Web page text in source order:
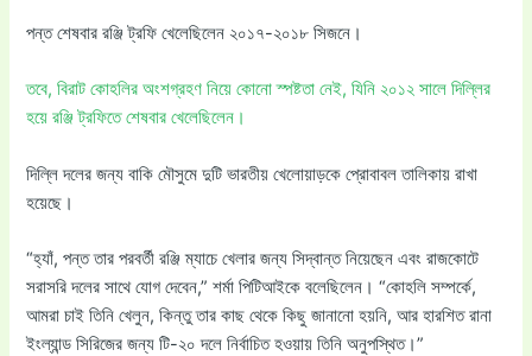
পন্ত শেষবার রঞ্জি ট্রফি খেলেছিলেন ২০১৭-২০১৮ সিজনে।
তবে, বিরাট কোহলির অংশগ্রহণ নিয়ে কোনো স্পষ্টতা নেই, যিনি ২০১২ সালে দিল্লির
হয়ে রঞ্জি ট্রফিতে শেষবার খেলেছিলেন।
দিল্লি দলের জন্য বাকি মৌসুমে দুটি ভারতীয় খেলোয়াড়কে প্রোবাবল তালিকায় রাখা
হয়েছে।
“হ্যাঁ, পন্ত তার পরবর্তী রঞ্জি ম্যাচে খেলার জন্য সিদ্বান্ত নিয়েছেন এবং রাজকোটে
সরাসরি দলের সাথে যোগ দেবেন,” শর্মা পিটিআইকে বলেছিলেন। “কোহলি সম্পর্কে,
আমরা চাই তিনি খেলুন, কিন্তু তার কাছ থেকে কিছু জানানো হয়নি, আর হারশিত রানা
ইংল্যান্ড সিরিজের জন্য টি-২০ দলে নির্বাচিত হওয়ায় তিনি অনুপস্থিত।”